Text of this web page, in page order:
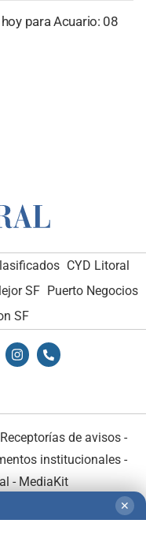
para Acuario: 08
CYD Litoral
SF Puerto Negocios
SF
Receptorías de avisos -
institucionales-
- MediaKit
✕